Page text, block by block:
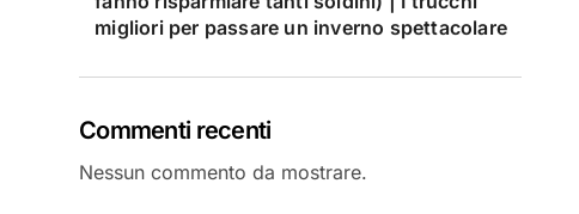
migliori per passare un inverno spettacolare
Commenti recenti
Nessun commento da mostrare.